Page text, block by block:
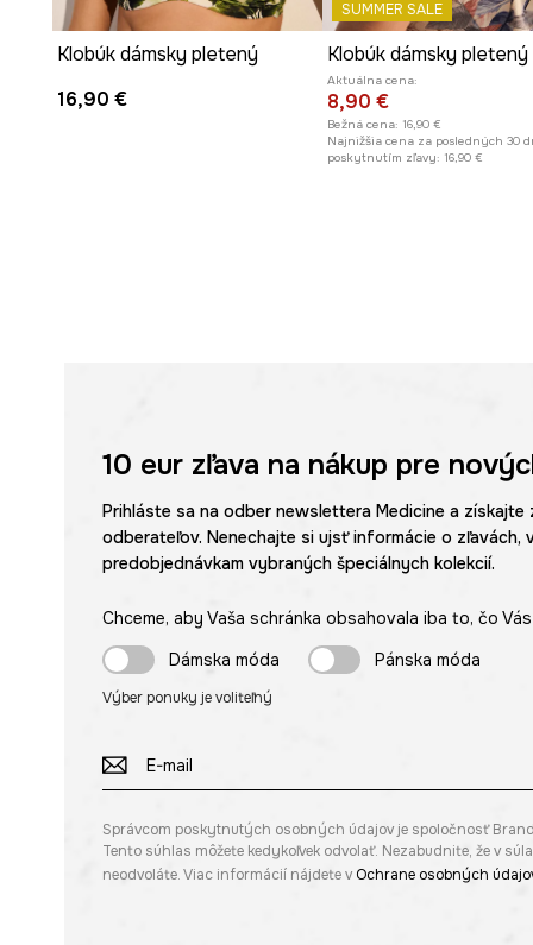
Klobúk dámsky pletený
16,90 €
SUMMER SALE
Klobúk dámsky pletený
Aktuálna cena:
8,90 €
Bežná cena: 16,90 €
Najnižšia cena za posledných 30
poskytnutím zľavy: 16,90 €
10 eurzľava na nákup pre
Prihláste sa na odber newslettera Medicine a
odberateľov. Nenechajte si ujsť informácie o
predobjednávkam vybraných špeciálnych kolekcií.
Chceme, aby Vaša schránka obsahovala iba to, čo
Dámska móda
Pánska móda
Výber ponuky je voliteľný
Správcom poskytnutých osobných údajov je spoločnosť
Tento súhlas môžete kedykoľvek odvolať. Nezabudnite, že v
neodvoláte. Viac informácií nájdete v Ochrane osobných